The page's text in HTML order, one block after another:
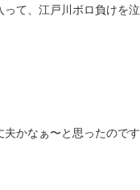
て、江戸川ボロ負けを泣
かなぁ〜と思ったのです